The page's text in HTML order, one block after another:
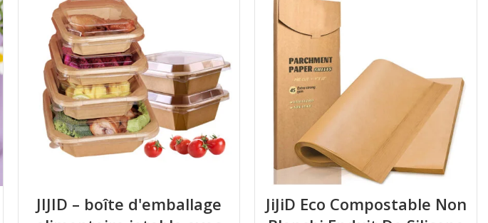
JIJID – boîte d'emballage
JiJiD Eco Compostable Non